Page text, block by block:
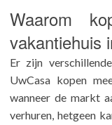
Waarom
vakantiehuis
Er zijn
UwCasa kopen
wanneer de markt
verhuren, hetgeen